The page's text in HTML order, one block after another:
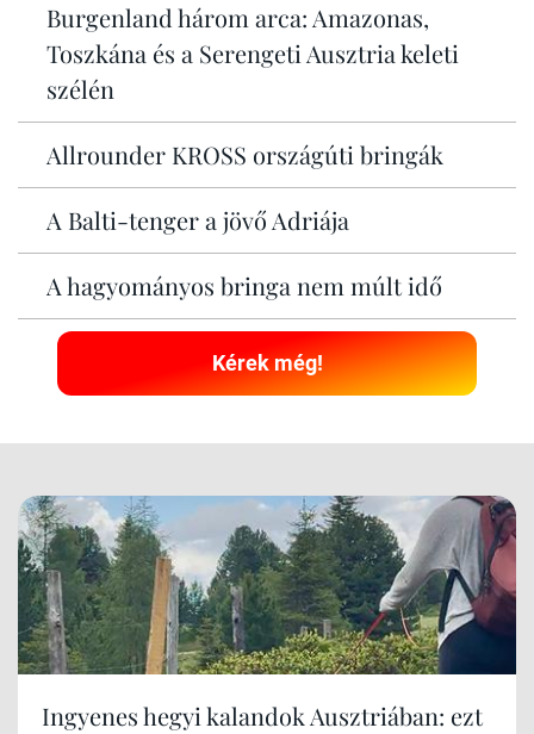
Burgenland három arca: Amazonas,
Toszkána és a Serengeti Ausztria keleti
szélén
Allrounder KROSS országúti bringák
A Balti-tenger a jövő Adriája
A hagyományos bringa nem múlt idő
Kérek még!
Ingyenes hegyi kalandok Ausztriában: ezt